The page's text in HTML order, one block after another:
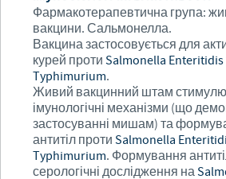
Фармакотерапевтична група:
вакцини. Сальмонелла.
Вакцина застосовується для
курей проти Salmonella Enteritidis
Typhimurium.
Живий вакцинний штам
імунологічні механізми (що
застосуванні мишам) та
антитіл проти Salmonella
Typhimurium. Формування
серологічні дослідження на